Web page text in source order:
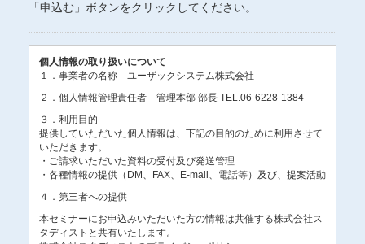
「申込む」ボタンをクリックしてください。
個人情報の取り扱いについて
１．事業者の名称 ユーザックシステム株式会社
２．個人情報管理責任者 管理本部 部長 TEL.06-6228-1384
３．利用目的
提供していただいた個人情報は、下記の目的のために利用させて
いただきます。
・ご請求いただいた資料の受付及び発送管理
・各種情報の提供（DM、FAX、E-mail、電話等）及び、提案活動
４．第三者への提供
本セミナーにお申込みいただいた方の情報は共催する株式会社ス
タディストと共有いたします。